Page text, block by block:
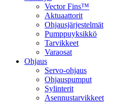
Vector Fins™
Aktuaattorit
Ohjausjärjestelmät
Pumppuyksikkö
Tarvikkeet
Varaosat
Ohjaus
Servo-ohjaus
Ohjauspumput
Sylinterit
Asennustarvikkeet